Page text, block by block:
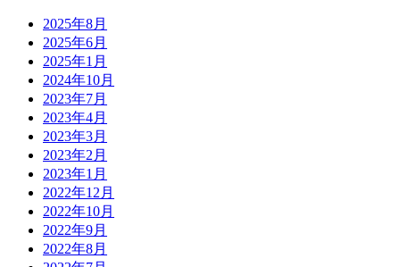
2025年8月
2025年6月
2025年1月
2024年10月
2023年7月
2023年4月
2023年3月
2023年2月
2023年1月
2022年12月
2022年10月
2022年9月
2022年8月